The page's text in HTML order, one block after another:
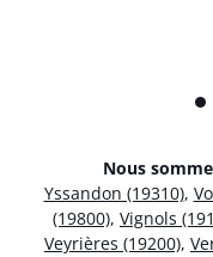
Nous
Yssandon (19310),
(19800), Vignols
Veyrières (19200),